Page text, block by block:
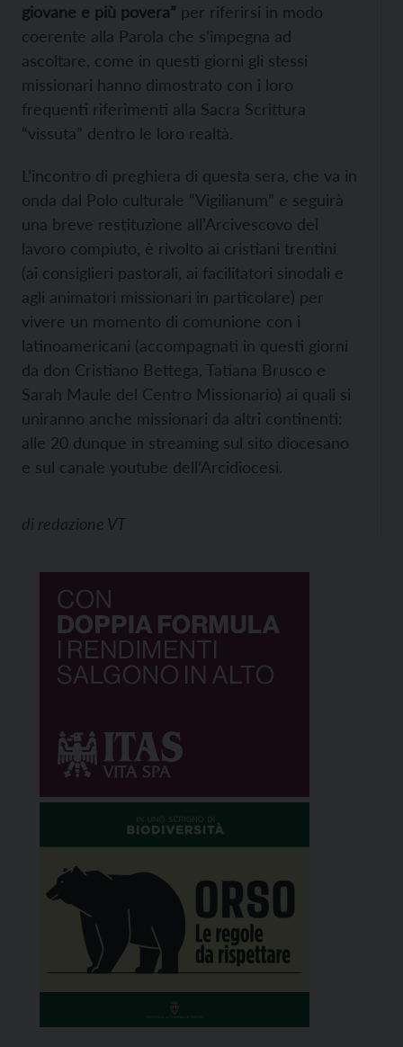
giovane e più povera” per riferirsi in modo
coerente alla Parola che s’impegna ad
ascoltare, come in questi giorni gli stessi
missionari hanno dimostrato con i loro
frequenti riferimenti alla Sacra Scrittura
“vissuta” dentro le loro realtà.
L’incontro di preghiera di questa sera, che va in
onda dal Polo culturale “Vigilianum” e seguirà
una breve restituzione all’Arcivescovo del
lavoro compiuto, è rivolto ai cristiani trentini
(ai consiglieri pastorali, ai facilitatori sinodali e
agli animatori missionari in particolare) per
vivere un momento di comunione con i
latinoamericani (accompagnati in questi giorni
da don Cristiano Bettega, Tatiana Brusco e
Sarah Maule del Centro Missionario) ai quali si
uniranno anche missionari da altri continenti:
alle 20 dunque in streaming sul sito diocesano
e sul canale youtube dell’Arcidiocesi.
di redazione VT